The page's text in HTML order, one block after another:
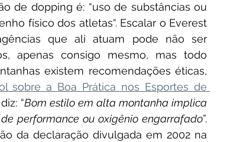
de dopping é: “uso de substâncias ou
físico dos atletas“. Escalar o Everest
que ali atuam pode não ser
apenas consigo mesmo, mas todo
existem recomendações éticas,
sobre a Boa Prática nos Esportes de
“Bom estilo em alta montanha implica
performance ou oxigênio engarrafado”.
da declaração divulgada em 2002 na